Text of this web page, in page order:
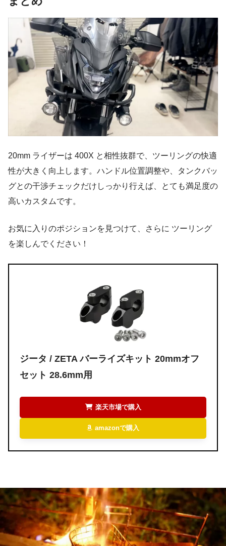
20mm ライザーは 400X と相性抜群で、ツーリングの快適
性が大きく向上します。ハンドル位置調整や、タンクバッ
グとの干渉チェックだけしっかり行えば、とても満足度の
高いカスタムです。
お気に入りのポジションを見つけて、さらに ツーリング
を楽しんでください！
ジータ / ZETAバーライズキット 20mmオフ
セット 28.6mm用
楽天市場で購入
amazonで購入